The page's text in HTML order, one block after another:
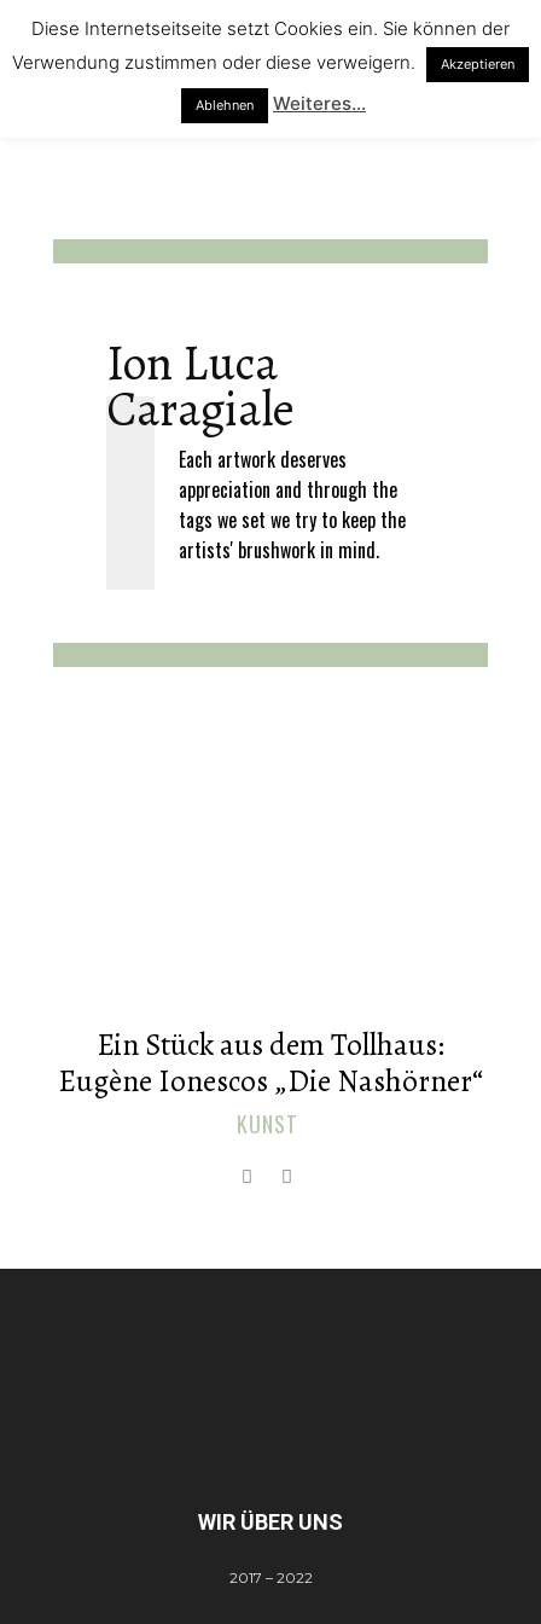
Ion Luca
Caragiale
Each artwork deserves
appreciation and through the
tags we set we try to keep the
artists' brushwork in mind.
Ein Stück aus dem Tollhaus:
Eugène Ionescos „Die Nashörner“
KUNST
WIR ÜBER UNS
2017 – 2022
Diese Internetseitseite setzt Cookies ein. Sie können der
Verwendung zustimmen oder diese verweigern.
Akzeptieren
Ablehnen Weiteres...